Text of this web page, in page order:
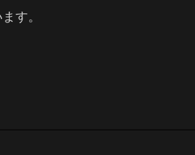
す。